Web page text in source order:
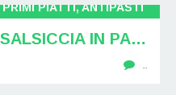
PRIMI PIATTI, ANTIPASTI
BRUSCHETTE CON SALSICCIA IN PADELLA: SEMPLICI ED OTTIME